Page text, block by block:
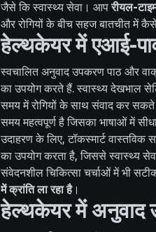
जैसे कि स्वास्थ्य सेवा। आपरीयल-
और रोगियों के बीच सहज बातचीत में कैसे
हेल्थकेयर में एआई-
स्वचालित अनुवाद उपकरण पाठ और
का उपयोग करते हैं. स्वास्थ्य देखभाल
समय में रोगियों के साथ संवाद कर
समय महत्वपूर्ण है जिसका भाषाओं में
उदाहरण के लिए, टॉकस्मार्ट
का उपयोग करता है, जिससे स्वास्थ्य
संवेदनशील चिकित्सा चर्चाओं में भी
में क्रांति ला रहा है।
हेल्थकेयर में अनुवाद